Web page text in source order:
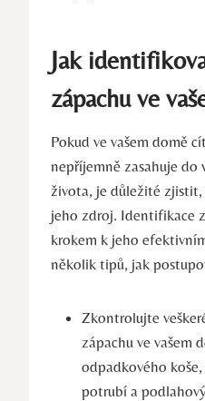
Jak
zápachu ‌ve
Pokud ve vašem domě⁢
nepříjemně zasahuje do
života, je důležité zjistit,
jeho zdroj. Identifikace
krokem k jeho
několik tipů, jak
Zkontrolujte
zápachu ve vašem
odpadkového
potrubí a